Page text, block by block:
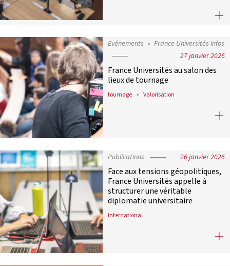
France Universités condamne
Evénements
France Universités Infos
27 janvier 2026
France Universités au salon des
lieux de tournage
tournage Valorisation
France Universités au salon des
Publications 26 janvier 2026
Face aux tensions géopolitiques,
France Universités appelle à
structurer une véritable
diplomatie universitaire
International
Face aux tensions